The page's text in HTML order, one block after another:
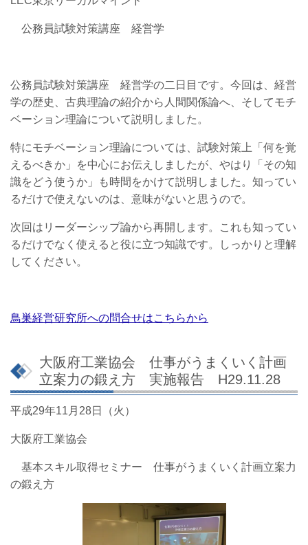
公務員試験対策講座 経営学
公務員試験対策講座 経営学の二日目です。今回は、経営
学の歴史、古典理論の紹介から人間関係論へ、そしてモチ
ベーション理論について説明しました。
特にモチベーション理論については、試験対策上「何を覚
えるべきか」を中心にお伝えしましたが、やはり「その知
識をどう使うか」も時間をかけて説明しました。知ってい
るだけで使えないのは、意味がないと思うので。
次回はリーダーシップ論から再開します。これも知ってい
るだけでなく使えると役に立つ知識です。しっかりと理解
してください。
鳥巣経営研究所への問合せはこちらから
大阪府工業協会 仕事がうまくいく計画
立案力の鍛え方 実施報告 H29.11.28
平成29年11月28日（火）
大阪府工業協会
基本スキル取得セミナー 仕事がうまくいく計画立案力
の鍛え方